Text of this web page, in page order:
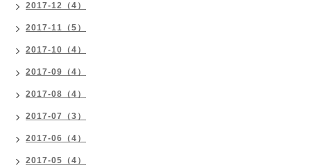
2017-12（4）
2017-11（5）
2017-10（4）
2017-09（4）
2017-08（4）
2017-07（3）
2017-06（4）
2017-05（4）